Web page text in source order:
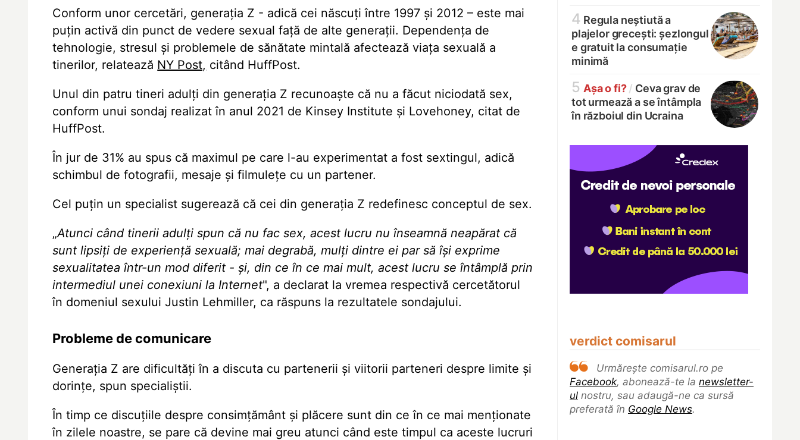
4 Regula neștiută a
plajelor grecești: șezlongul
e gratuit la consumație
minimă
5 Așa o fi? / Ceva grav de
tot urmează a se întâmpla
în războiul din Ucraina
verdict comisarul
Urmărește comisarul.ro pe
Facebook, abonează-te la newsletter-
ul nostru, sau adaugă-ne ca sursă
preferată în Google News.
Conform unor cercetări, generația Z - adică cei născuți între 1997 și 2012 – este mai
puțin activă din punct de vedere sexual față de alte generații. Dependența de
tehnologie, stresul și problemele de sănătate mintală afectează viața sexuală a
tinerilor, relatează NY Post, citând HuffPost.
Unul din patru tineri adulți din generația Z recunoaște că nu a făcut niciodată sex,
conform unui sondaj realizat în anul 2021 de Kinsey Institute și Lovehoney, citat de
HuffPost.
În jur de 31% au spus că maximul pe care l-au experimentat a fost sextingul, adică
schimbul de fotografii, mesaje și filmulețe cu un partener.
Cel puțin un specialist sugerează că cei din generația Z redefinesc conceptul de sex.
„Atunci când tinerii adulți spun că nu fac sex, acest lucru nu înseamnă neapărat că
sunt lipsiți de experiență sexuală; mai degrabă, mulți dintre ei par să își exprime
sexualitatea într-un mod diferit - și, din ce în ce mai mult, acest lucru se întâmplă prin
intermediul unei conexiuni la Internet", a declarat la vremea respectivă cercetătorul
în domeniul sexului Justin Lehmiller, ca răspuns la rezultatele sondajului.
Probleme de comunicare
Generația Z are dificultăți în a discuta cu partenerii și viitorii parteneri despre limite și
dorințe, spun specialiștii.
În timp ce discuțiile despre consimțământ și plăcere sunt din ce în ce mai menționate
în zilele noastre, se pare că devine mai greu atunci când este timpul ca aceste lucruri